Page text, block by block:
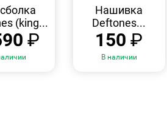
ПРОСМОТР
(king...
₽
Нашивка
Deftones...
150₽
В наличии